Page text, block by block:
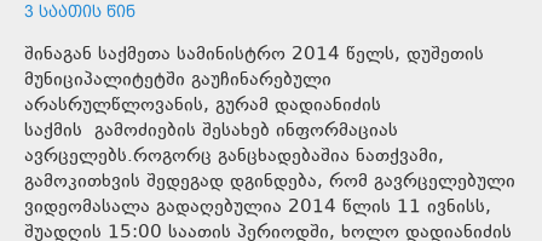
3 ᲡᲐᲐᲗᲘᲡ ᲬᲘᲜ
შინაგან საქმეთა სამინისტრო 2014 წელს, დუშეთის
მუნიციპალიტეტში გაუჩინარებული
არასრულწლოვანის, გურამ დადიანიძის
საქმის გამოძიების შესახებ ინფორმაციას
ავრცელებს.როგორც განცხადებაშია ნათქვამი,
გამოკითხვის შედეგად დგინდება, რომ გავრცელებული
ვიდეომასალა გადაღებულია 2014 წლის 11 ივნისს,
შუადღის 15:00 საათის პერიოდში, ხოლო დადიანიძის